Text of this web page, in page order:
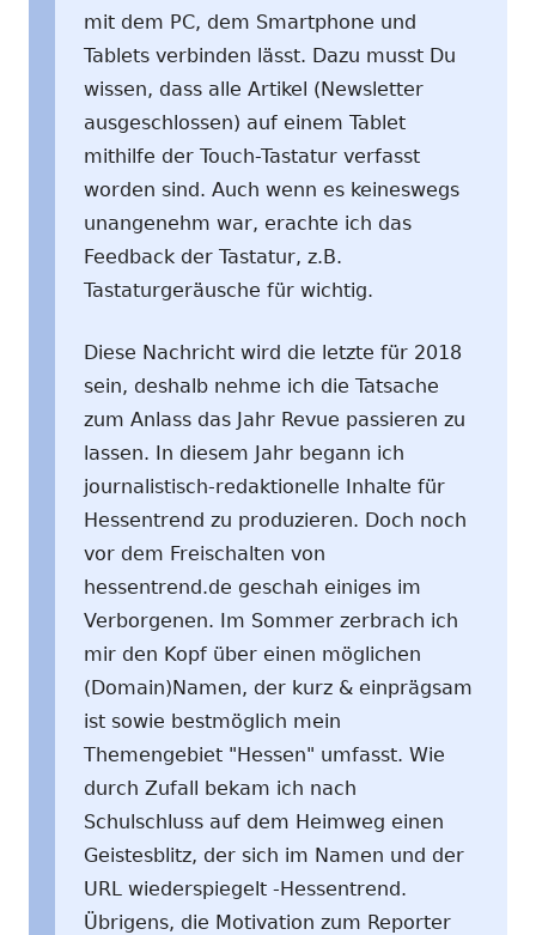
mit dem PC, dem Smartphone und
Tablets verbinden lässt. Dazu musst Du
wissen, dass alle Artikel (Newsletter
ausgeschlossen) auf einem Tablet
mithilfe der Touch-Tastatur verfasst
worden sind. Auch wenn es keineswegs
unangenehm war, erachte ich das
Feedback der Tastatur, z.B.
Tastaturgeräusche für wichtig.
Diese Nachricht wird die letzte für 2018
sein, deshalb nehme ich die Tatsache
zum Anlass das Jahr Revue passieren zu
lassen. In diesem Jahr begann ich
journalistisch-redaktionelle Inhalte für
Hessentrend zu produzieren. Doch noch
vor dem Freischalten von
hessentrend.de geschah einiges im
Verborgenen. Im Sommer zerbrach ich
mir den Kopf über einen möglichen
(Domain)Namen, der kurz & einprägsam
ist sowie bestmöglich mein
Themengebiet "Hessen" umfasst. Wie
durch Zufall bekam ich nach
Schulschluss auf dem Heimweg einen
Geistesblitz, der sich im Namen und der
URL wiederspiegelt -Hessentrend.
Übrigens, die Motivation zum Reporter